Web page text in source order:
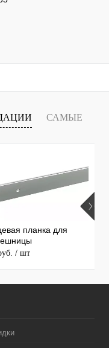
САМЫЕ
планка для
/ шт